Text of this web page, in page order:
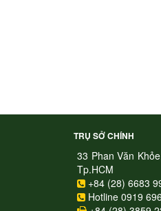
TRỤ SỞ CHÍNH
33 Phan Văn
Tp.HCM
+84 (28) 6683
Hotline 0919